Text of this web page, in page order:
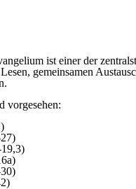
ist einer der
gemeinsamen
vorgesehen: